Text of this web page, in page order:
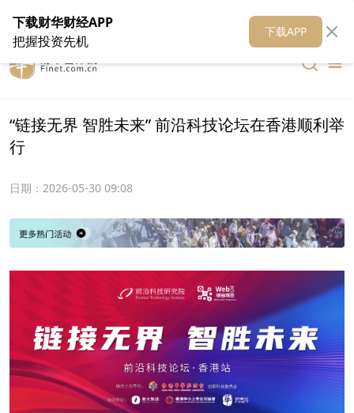
在线客服 关于我们 财华媒体矩阵 财华智库
“链接无界 智胜未来” 前沿科技论坛在香港顺利举
行
日期： 2026-05-30 09:08
下载财华财经APP
把握投资先机
下载APP